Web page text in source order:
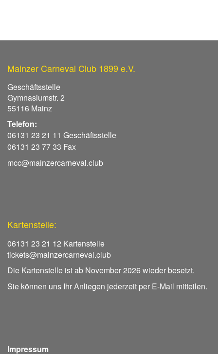
Mainzer Carneval Club 1899 e.V.
Geschäftsstelle
Gymnasiumstr. 2
55116 Mainz
Telefon:
06131 23 21 11 Geschäftsstelle
06131 23 77 33 Fax
mcc@mainzercarneval.club
Kartenstelle:
06131 23 21 12 Kartenstelle
tickets@mainzercarneval.club
Die Kartenstelle ist ab November 2026 wieder besetzt.
Sie können uns Ihr Anliegen jederzeit per E-Mail mitteilen.
Impressum